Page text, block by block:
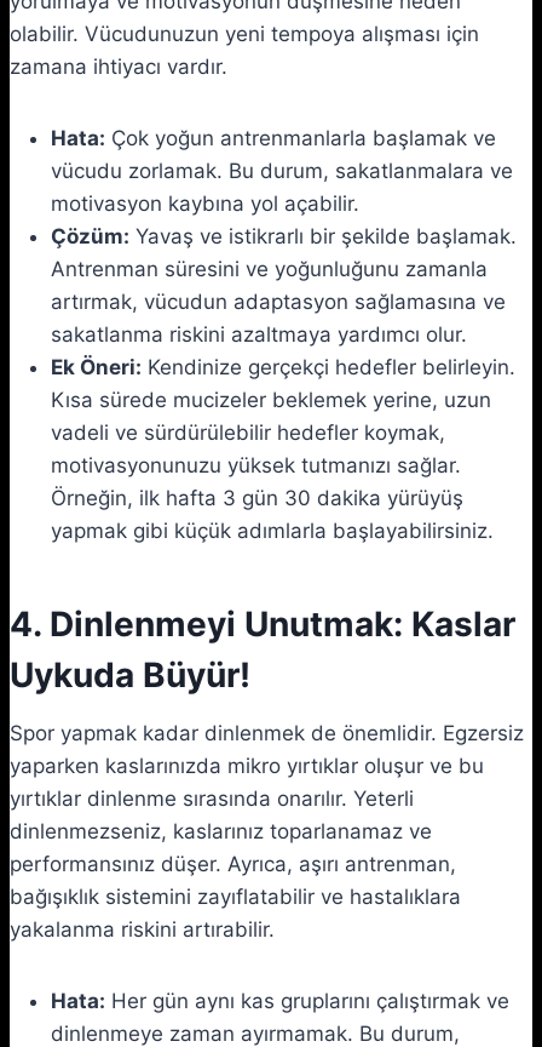
olabilir. Vücudunuzun yeni tempoya alışması için
zamana ihtiyacı vardır.
Hata: Çok yoğun antrenmanlarla başlamak ve
vücudu zorlamak. Bu durum, sakatlanmalara ve
motivasyon kaybına yol açabilir.
Çözüm: Yavaş ve istikrarlı bir şekilde başlamak.
Antrenman süresini ve yoğunluğunu zamanla
artırmak, vücudun adaptasyon sağlamasına ve
sakatlanma riskini azaltmaya yardımcı olur.
Ek Öneri: Kendinize gerçekçi hedefler belirleyin.
Kısa sürede mucizeler beklemek yerine, uzun
vadeli ve sürdürülebilir hedefler koymak,
motivasyonunuzu yüksek tutmanızı sağlar.
Örneğin, ilk hafta 3 gün 30 dakika yürüyüş
yapmak gibi küçük adımlarla başlayabilirsiniz.
4. Dinlenmeyi Unutmak: Kaslar
Uykuda Büyür!
Spor yapmak kadar dinlenmek de önemlidir. Egzersiz
yaparken kaslarınızda mikro yırtıklar oluşur ve bu
yırtıklar dinlenme sırasında onarılır. Yeterli
dinlenmezseniz, kaslarınız toparlanamaz ve
performansınız düşer. Ayrıca, aşırı antrenman,
bağışıklık sistemini zayıflatabilir ve hastalıklara
yakalanma riskini artırabilir.
Hata: Her gün aynı kas gruplarını çalıştırmak ve
dinlenmeye zaman ayırmamak. Bu durum,